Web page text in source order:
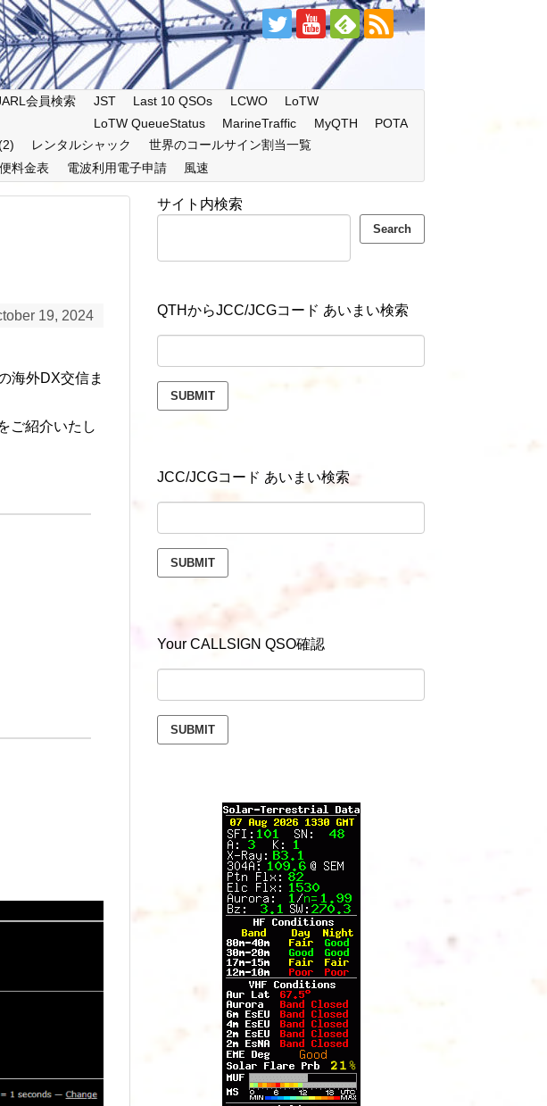
会員検索 JST Last 10 QSOs LCWO
LoTW
LoTW QueueStatus
MarineTraffic MyQTH
POTA
レンタルシャック
世界のコールサイン割当一覧
料金表 電波利用電子申請 風速
19, 2024
海外DX交信ま
ご紹介いたし
サイト内検索
Search
QTHからJCC/JCGコード あいまい検索
JCC/JCGコード あいまい検索
Your CALLSIGN QSO確認